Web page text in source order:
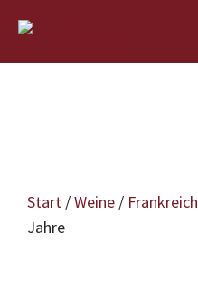
Inhalt
springen
Start /Weine / Frankreich
Jahre